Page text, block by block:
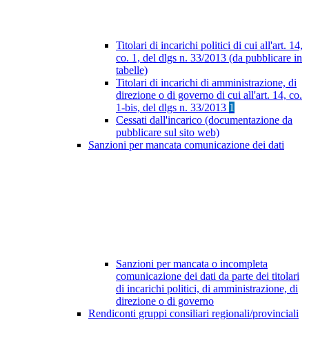
Titolari di incarichi politici di cui all'art. 14,
co. 1, del dlgs n. 33/2013 (da pubblicare in
tabelle)
Titolari di incarichi di amministrazione, di
direzione o di governo di cui all'art. 14, co.
1-bis, del dlgs n. 33/2013 1
Cessati dall'incarico (documentazione da
pubblicare sul sito web)
Sanzioni per mancata comunicazione dei dati
Sanzioni per mancata o incompleta
comunicazione dei dati da parte dei titolari
di incarichi politici, di amministrazione, di
direzione o di governo
Rendiconti gruppi consiliari regionali/provinciali